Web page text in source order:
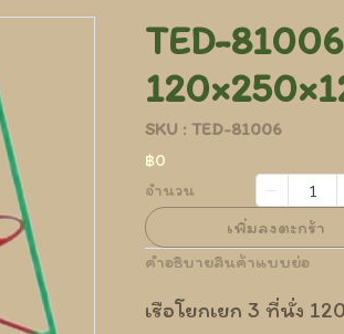
TED-
SKU : TED-81006
฿0
จำนวน
เพิ่มลงตะกร้า
คำอธิบายสินค้าแบบย่อ
เรือโยกเยก 3 ที่นั่ง